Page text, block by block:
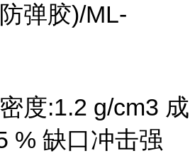
弹胶)/ML-
度:1.2 g/cm3 成
% 缺口冲击强